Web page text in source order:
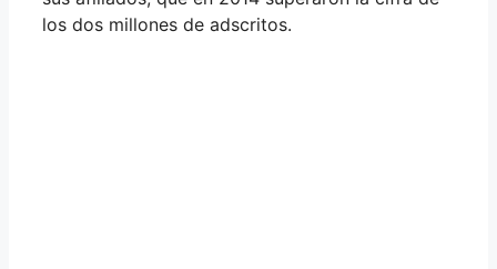
los dos millones de adscritos.